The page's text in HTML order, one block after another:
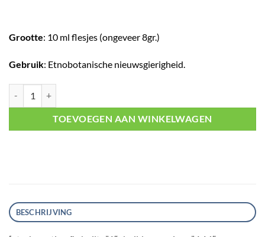
Grootte: 10 ml flesjes (ongeveer 8gr.)
Gebruik: Etnobotanische nieuwsgierigheid.
TOEVOEGEN AAN WINKELWAGEN
BESCHRIJVING